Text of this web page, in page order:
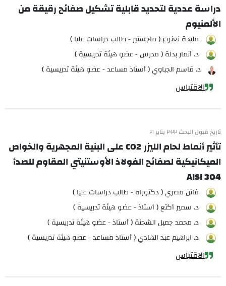
دراسة عددية لتحديد قابلية تشكيل صفائح رقيقة من
الألمنيوم
مليحة نعنوع ( ماجستير - طالب دراسات عليا )
د. أنمار بدلة ( مدرس - عضو هيئة تدريسية )
د. قاسم الجباوي ( أستاذ مساعد - عضو هيئة تدريسية )
الاقتباس
تاريخ قبول البحث ٢٠٢٢ يناير ٢١
تأثير أنماط لحام الليزر CO2 على البنية المجهرية والخواص
الميكانيكية لصفائح الفولاذ الأوستنيتي المقاوم للصدأ
AISI 304
فاتن مصري ( دكتوراه - طالب دراسات عليا )
د. سمير أكتع ( أستاذ - عضو هيئة تدريسية )
د. محمد جميل الشحنة ( أستاذ - عضو هيئة تدريسية )
د. ابراهيم عبد الهادي ( أستاذ مساعد - عضو هيئة تدريسية )
الاقتباس